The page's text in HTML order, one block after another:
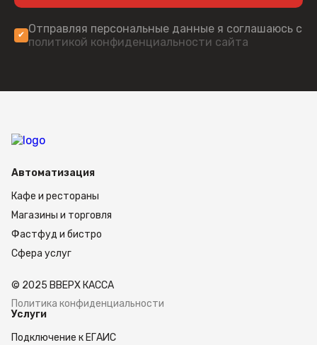
Отправляя персональные данные я соглашаюсь с
политикой конфиденциальности сайта
Автоматизация
Кафе и рестораны
Магазины и торговля
Фастфуд и бистро
Сфера услуг
© 2025 ВВЕРХ КАССА
Политика конфиденциальности
Услуги
Подключение к ЕГАИС